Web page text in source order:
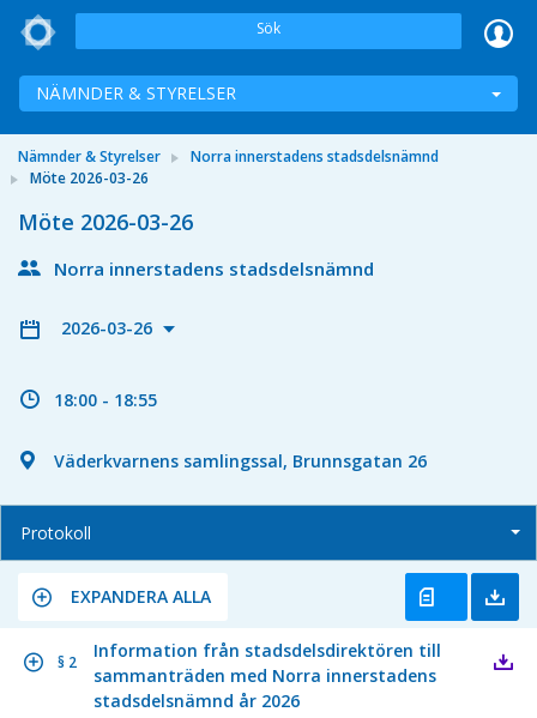
Sök
NÄMNDER & STYRELSER
Nämnder & Styrelser
Norra innerstadens stadsdelsnämnd
Möte 2026-03-26
Möte 2026-03-26
Norra innerstadens stadsdelsnämnd
2026-03-26
18:00 - 18:55
Väderkvarnens samlingssal, Brunnsgatan 26
Protokoll
EXPANDERA ALLA
§ 2
Information från stadsdelsdirektören till
sammanträden med Norra innerstadens
stadsdelsnämnd år 2026